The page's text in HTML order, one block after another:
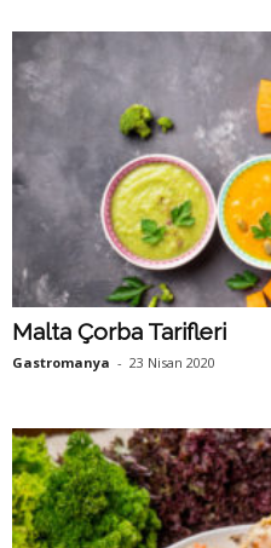
Malta Çorba Tarifleri
Gastromanya - 23 Nisan 2020